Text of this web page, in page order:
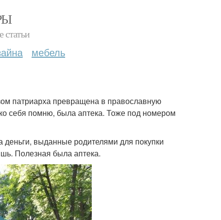
статьи
мебель
патриарха превращена в православную
себя помню, была аптека. Тоже под номером
деньги, выданные родителями для покупки
Полезная была аптека.